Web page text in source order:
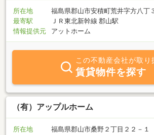
所在地
福島県郡山市安積町荒井字方八丁
最寄駅
ＪＲ東北新幹線 郡山駅
情報提供元
アットホーム
この不動産会社が取り
賃貸物件を探す
（有）アップルホーム
所在地
福島県郡山市桑野２丁目２２－１